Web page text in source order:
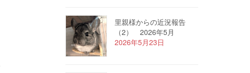
里親様からの近況報告
（2） 2026年5月
2026年5月23日